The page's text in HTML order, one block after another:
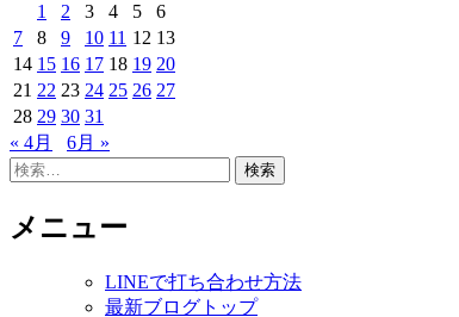
1
2 3 4 5
6
7
8 9 10 11 12 13
14 15 16 17 18 19 20
21 22 23 24 25 26 27
28 29 30 31
« 4月
6月 »
検
メニュー
LINEで打ち合わせ方法
最新ブログトップ